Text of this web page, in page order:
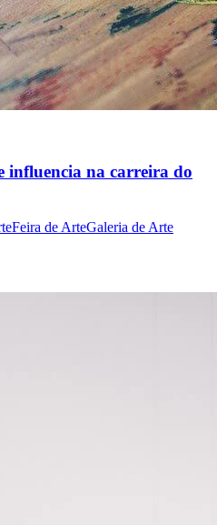
influencia na carreira do
Feira de ArteGaleria de Arte